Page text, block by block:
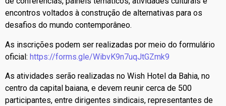
encontros voltados à construção de alternativas para os
desafios do mundo contemporâneo.
As inscrições podem ser realizadas por meio do formulário
oficial: https://forms.gle/WibvK9n7uqJtGZmk9
As atividades serão realizadas no Wish Hotel da Bahia, no
centro da capital baiana, e devem reunir cerca de 500
participantes, entre dirigentes sindicais, representantes de